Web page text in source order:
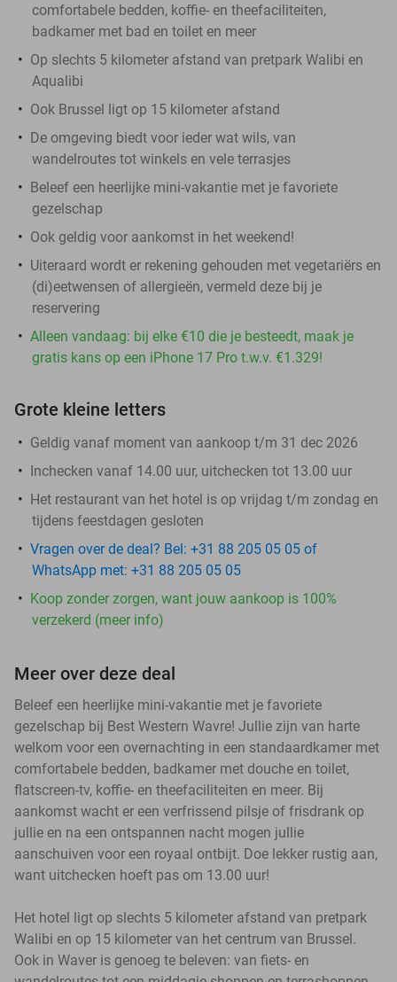
comfortabele bedden, koffie- en theefaciliteiten,
badkamer met bad en toilet en meer
Op slechts 5 kilometer afstand van pretpark Walibi en
Aqualibi
Ook Brussel ligt op 15 kilometer afstand
De omgeving biedt voor ieder wat wils, van
wandelroutes tot winkels en vele terrasjes
Beleef een heerlijke mini-vakantie met je favoriete
gezelschap
Ook geldig voor aankomst in het weekend!
Uiteraard wordt er rekening gehouden met vegetariërs en
(di)eetwensen of allergieën, vermeld deze bij je
reservering
Alleen vandaag: bij elke €10 die je besteedt, maak je
gratis kans op een iPhone 17 Pro t.w.v. €1.329!
Grote kleine letters
Geldig vanaf moment van aankoop t/m 31 dec 2026
Inchecken vanaf 14.00 uur, uitchecken tot 13.00 uur
Het restaurant van het hotel is op vrijdag t/m zondag en
tijdens feestdagen gesloten
Vragen over de deal? Bel: +31 88 205 05 05 of
WhatsApp met: +31 88 205 05 05
Koop zonder zorgen, want jouw aankoop is 100%
verzekerd (meer info)
Meer over deze deal
Beleef een heerlijke mini-vakantie met je favoriete
gezelschap bij Best Western Wavre! Jullie zijn van harte
welkom voor een overnachting in een standaardkamer met
comfortabele bedden, badkamer met douche en toilet,
flatscreen-tv, koffie- en theefaciliteiten en meer. Bij
aankomst wacht er een verfrissend pilsje of frisdrank op
jullie en na een ontspannen nacht mogen jullie
aanschuiven voor een royaal ontbijt. Doe lekker rustig aan,
want uitchecken hoeft pas om 13.00 uur!
Het hotel ligt op slechts 5 kilometer afstand van pretpark
Walibi en op 15 kilometer van het centrum van Brussel.
Ook in Waver is genoeg te beleven: van fiets- en